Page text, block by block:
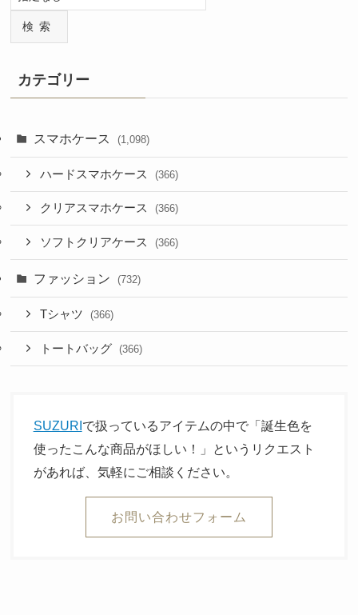
検索
カテゴリー
スマホケース (1,098)
ハードスマホケース (366)
クリアスマホケース (366)
ソフトクリアケース (366)
ファッション (732)
Tシャツ (366)
トートバッグ (366)
SUZURIで扱っているアイテムの中で「誕生色を
使ったこんな商品がほしい！」というリクエスト
があれば、気軽にご相談ください。
お問い合わせフォーム